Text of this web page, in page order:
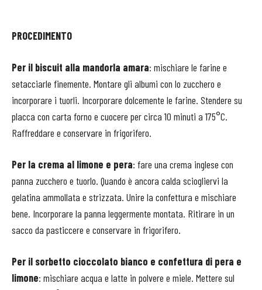
PROCEDIMENTO
Per il biscuit alla mandorla amara: mischiare le farine e
setacciarle finemente. Montare gli albumi con lo zucchero e
incorporare i tuorli. Incorporare dolcemente le farine. Stendere su
placca con carta forno e cuocere per circa 10 minuti a 175°C.
Raffreddare e conservare in frigorifero.
Per la crema al limone e pera: fare una crema inglese con
panna zucchero e tuorlo. Quando è ancora calda sciogliervi la
gelatina ammollata e strizzata. Unire la confettura e mischiare
bene. Incorporare la panna leggermente montata. Ritirare in un
sacco da pasticcere e conservare in frigorifero.
Per il sorbetto cioccolato bianco e confettura di pera e
limone: mischiare acqua e latte in polvere e miele. Mettere sul